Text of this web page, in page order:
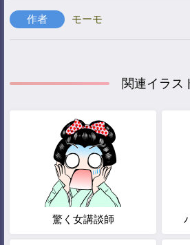
作者 モーモ
関連イラス
驚く女講談師